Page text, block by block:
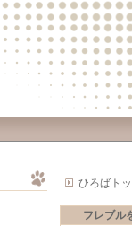
ひろばト
フレブル